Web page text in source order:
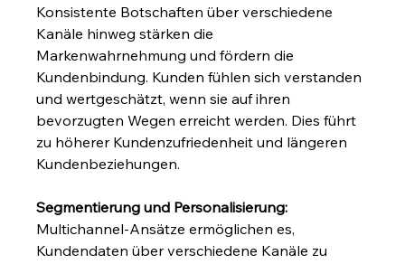
Konsistente Botschaften über verschiedene
Kanäle hinweg stärken die
Markenwahrnehmung und fördern die
Kundenbindung. Kunden fühlen sich verstanden
und wertgeschätzt, wenn sie auf ihren
bevorzugten Wegen erreicht werden. Dies führt
zu höherer Kundenzufriedenheit und längeren
Kundenbeziehungen.
Segmentierung und Personalisierung:
Multichannel-Ansätze ermöglichen es,
Kundendaten über verschiedene Kanäle zu